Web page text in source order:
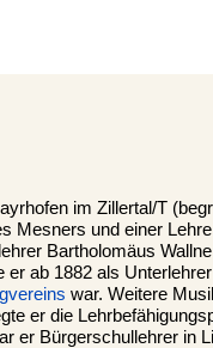
im Zillertal/T
Mesners und einer
Bartholomäus
er ab 1882 als
war. Weitere
er die
er Bürgerschullehrer in